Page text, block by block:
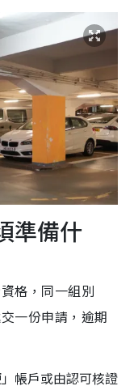
準備什
格，同一組別
一份申請，逾期
帳戶或由認可核證